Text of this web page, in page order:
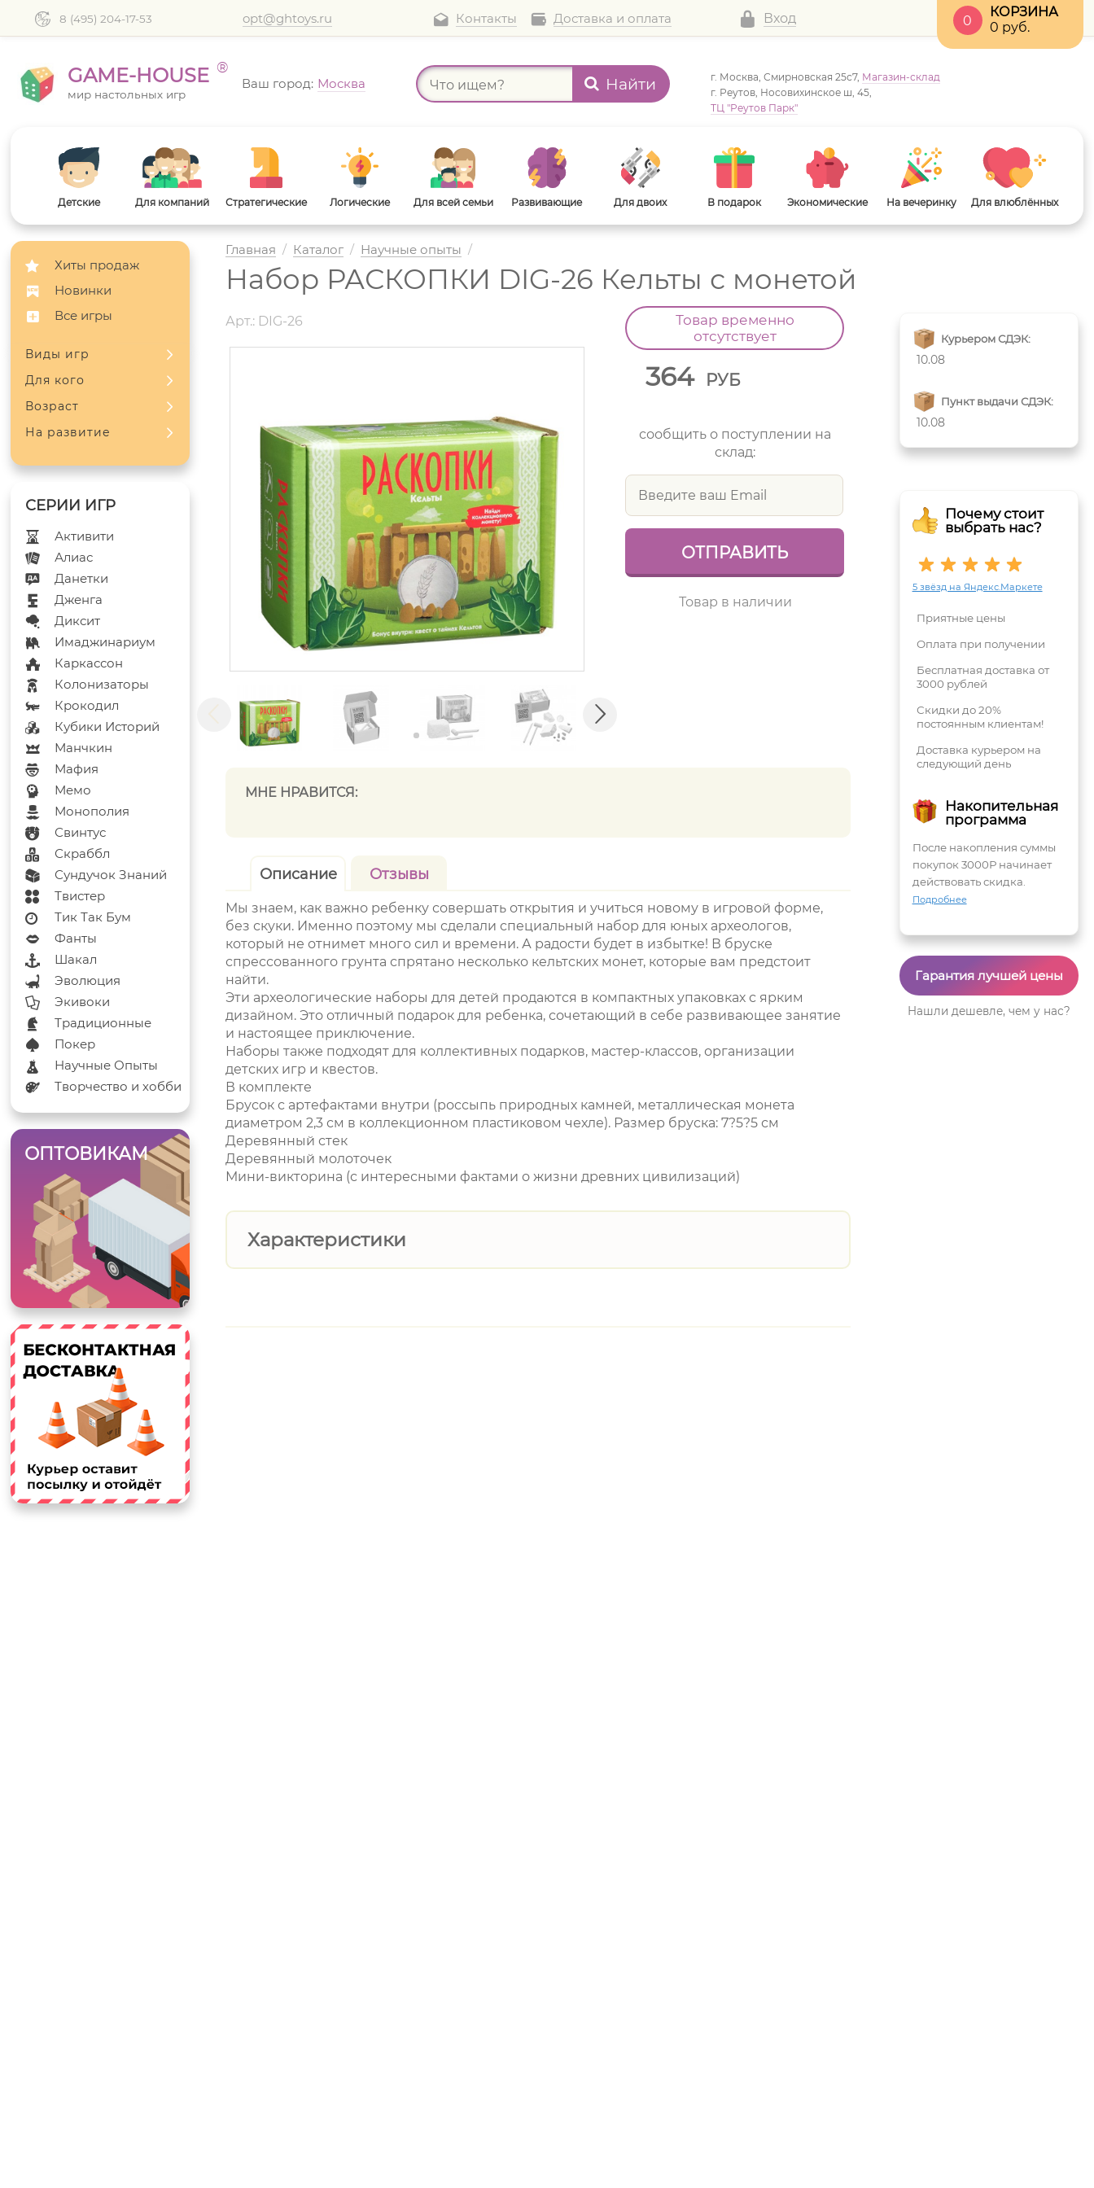
8 (495) 204-17-53 opt@ghtoys.ru Контакты Доставка и оплата Вход
КОРЗИНА
0 руб.
0
GAME-HOUSE ®
мир настольных игр
Ваш город: Москва Найти г. Москва, Смирновская 25с7, Магазин-склад
г. Реутов, Носовихинское ш, 45,
ТЦ "Реутов Парк"
Детские Для компаний Стратегические Логические Для всей семьи Развивающие Для двоих В подарок Экономические На вечеринку Для влюблённых
Хиты продаж
Новинки
Все игры
Виды игр
Для кого
Возраст
На развитие
Активити
Алиас
Данетки
Дженга
Диксит
Имаджинариум
Каркассон
Колонизаторы
Крокодил
Кубики Историй
Манчкин
Мафия
Мемо
Монополия
Свинтус
Скраббл
Сундучок Знаний
Твистер
Тик Так Бум
Фанты
Шакал
Эволюция
Экивоки
Традиционные
Покер
Научные Опыты
Творчество и хобби
ОПТОВИКАМ
Главная / Каталог / Научные опыты /
Набор РАСКОПКИ DIG-26 Кельты с монетой
Курьером СДЭК:
10.08
Пункт выдачи СДЭК:
10.08
Почему стоит
выбрать нас?
5 звёзд на Яндекс.Маркете
Приятные цены
Оплата при получении
Бесплатная доставка от
3000 рублей
Скидки до 20%
постоянным клиентам!
Доставка курьером на
следующий день
Накопительная
программа
После накопления суммы
покупок 3000Р начинает
действовать скидка.
Подробнее
Гарантия лучшей цены
Нашли дешевле, чем у нас?
Арт.: DIG-26
Товар временно
отсутствует
364 РУБ
сообщить о поступлении на
склад:
Товар в наличии
МНЕ НРАВИТСЯ:
Описание Отзывы
Мы знаем, как важно ребенку совершать открытия и учиться новому в игровой форме,
без скуки. Именно поэтому мы сделали специальный набор для юных археологов,
который не отнимет много сил и времени. А радости будет в избытке! В бруске
спрессованного грунта спрятано несколько кельтских монет, которые вам предстоит
найти.
Эти археологические наборы для детей продаются в компактных упаковках с ярким
дизайном. Это отличный подарок для ребенка, сочетающий в себе развивающее занятие
и настоящее приключение.
Наборы также подходят для коллективных подарков, мастер-классов, организации
детских игр и квестов.
В комплекте
Брусок с артефактами внутри (россыпь природных камней, металлическая монета
диаметром 2,3 см в коллекционном пластиковом чехле). Размер бруска: 7?5?5 см
Деревянный стек
Деревянный молоточек
Мини-викторина (с интересными фактами о жизни древних цивилизаций)
Характеристики